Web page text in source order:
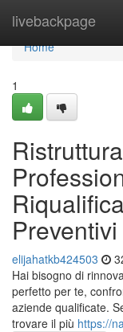
livebackpage
Home
Home
1
elijahatkb424503
Hai bisogno di
perfetto per te,
aziende qualificate.
trovare il più https://